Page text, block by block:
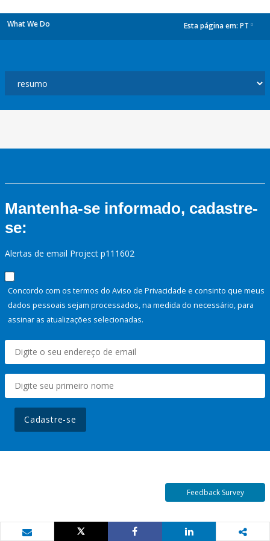
What We Do Esta página em: PT
Mantenha-se informado, cadastre-
se:
Alertas de email Project p111602
Concordo com os termos do Aviso de Privacidade e consinto que meus
dados pessoais sejam processados, na medida do necessário, para
assinar as atualizações selecionadas.
Cadastre-se
Feedback Survey